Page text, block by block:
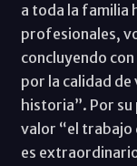
a toda la familia
profesionales,
concluyendo con
por la calidad
historia”. Por su
valor “el trabajo
es